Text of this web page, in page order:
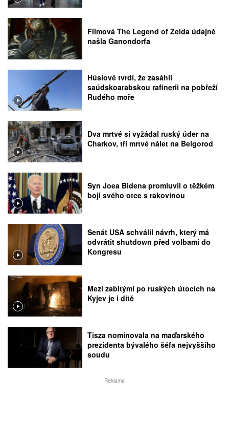
Filmová The Legend of Zelda údajně
našla Ganondorfa
Húsíové tvrdí, že zasáhli
saúdskoarabskou rafinerii na pobřeží
Rudého moře
Dva mrtvé si vyžádal ruský úder na
Charkov, tři mrtvé nálet na Belgorod
Syn Joea Bidena promluvil o těžkém
boji svého otce s rakovinou
Senát USA schválil návrh, který má
odvrátit shutdown před volbami do
Kongresu
Mezi zabitými po ruských útocích na
Kyjev je i dítě
Tisza nominovala na maďarského
prezidenta bývalého šéfa nejvyššího
soudu
Reklama